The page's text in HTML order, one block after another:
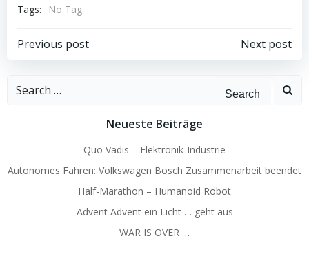
Tags:
No Tag
Beitragsnavigation
Previous post Next post
Search
Neueste Beiträge
Quo Vadis – Elektronik-Industrie
Autonomes Fahren: Volkswagen Bosch Zusammenarbeit beendet
Half-Marathon – Humanoid Robot
Advent Advent ein Licht … geht aus
WAR IS OVER …